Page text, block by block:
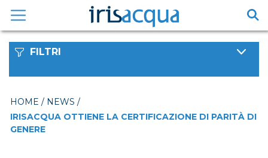
contenuto
FILTRI
HOME / NEWS /
IRISACQUA OTTIENE LA CERTIFICAZIONE DI PARITÀ DI
GENERE